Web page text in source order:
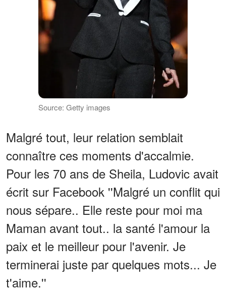
Source: Getty images
Malgré tout, leur relation semblait
connaître ces moments d'accalmie.
Pour les 70 ans de Sheila, Ludovic avait
écrit sur Facebook ''Malgré un conflit qui
nous sépare.. Elle reste pour moi ma
Maman avant tout.. la santé l'amour la
paix et le meilleur pour l'avenir. Je
terminerai juste par quelques mots... Je
t'aime.''